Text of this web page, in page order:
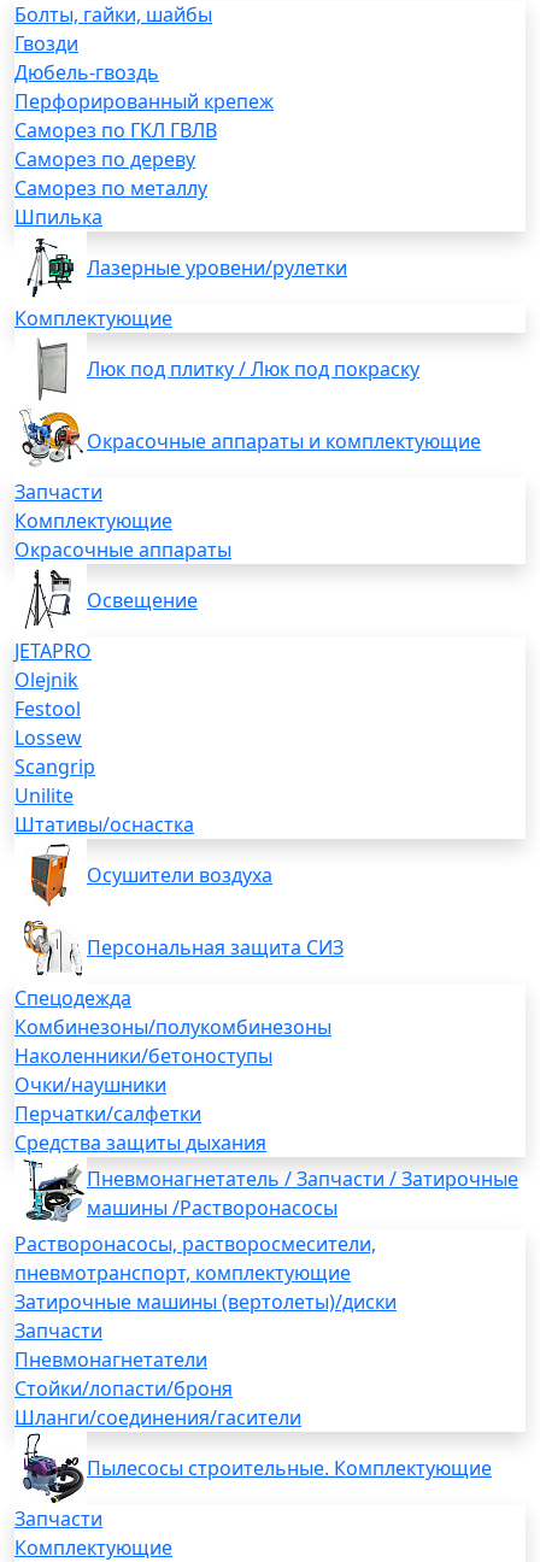
Болты, гайки, шайбы
Гвозди
Дюбель-гвоздь
Перфорированный крепеж
Саморез по ГКЛ ГВЛВ
Саморез по дереву
Саморез по металлу
Шпилька
Лазерные уровени/рулетки
Комплектующие
Люк под плитку / Люк под покраску
Окрасочные аппараты и комплектующие
Запчасти
Комплектующие
Окрасочные аппараты
Освещение
JETAPRO
Olejnik
Festool
Lossew
Scangrip
Unilite
Штативы/оснастка
Осушители воздуха
Персональная защита СИЗ
Спецодежда
Комбинезоны/полукомбинезоны
Наколенники/бетоноступы
Очки/наушники
Перчатки/салфетки
Средства защиты дыхания
Пневмонагнетатель / Запчасти / Затирочные
машины /Растворонасосы
Растворонасосы, растворосмесители,
пневмотранспорт, комплектующие
Затирочные машины (вертолеты)/диски
Запчасти
Пневмонагнетатели
Стойки/лопасти/броня
Шланги/соединения/гасители
Пылесосы строительные. Комплектующие
Запчасти
Комплектующие